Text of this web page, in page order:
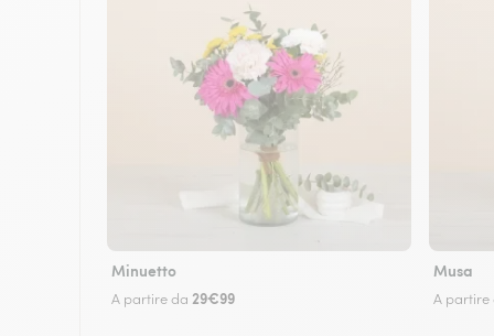
Minuetto
A partire da 29€99
Musa
A